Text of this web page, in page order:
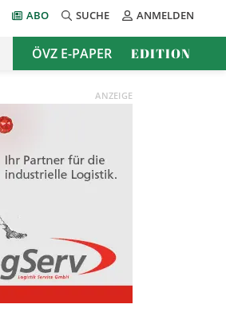
ABO SUCHE ANMELDEN
ÖVZ E-PAPER EDITION
ANZEIGE